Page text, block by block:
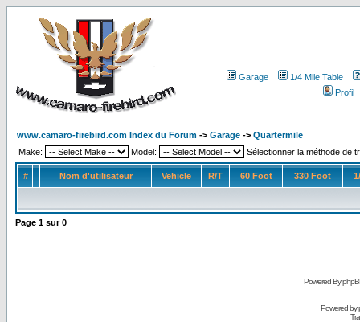
Garage
1/4 Mile Table
Profil
www.camaro-firebird.com Index du Forum -> Garage -> Quartermile
Make:
Model: Sélectionner la méthode de
# Nom d'utilisateur Vehicle R/T 60 Foot 330 Foot
Page 1 sur0
Powered By
Powered by